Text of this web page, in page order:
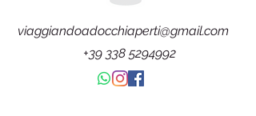
viaggiandoadocchiaperti@gmail.com
+39 338 5294992